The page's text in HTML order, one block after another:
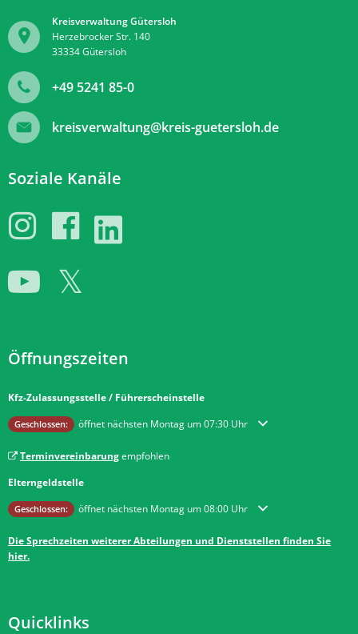
Kreisverwaltung Gütersloh
Herzebrocker Str. 140
33334Gütersloh
+49 5241 85-0
kreisverwaltung@kreis-guetersloh.de
Soziale Kanäle
Öffnungszeiten
Kfz-Zulassungsstelle / Führerscheinstelle
Klicken, um weitere Öffnungs- oder Schließzeiten auszublenden
Geschlossen: öffnet nächsten Montag um 07:30 Uhr
Terminvereinbarungempfohlen
Elterngeldstelle
Klicken, um weitere Öffnungs- oder Schließzeiten auszublenden
Geschlossen: öffnet nächsten Montag um 08:00 Uhr
Die Sprechzeiten weiterer Abteilungen und Dienststellen finden Sie
hier.
Quicklinks